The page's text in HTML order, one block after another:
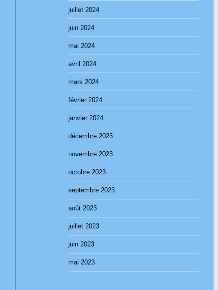
juillet 2024
juin 2024
mai 2024
avril 2024
mars 2024
février 2024
janvier 2024
décembre 2023
novembre 2023
octobre 2023
septembre 2023
août 2023
juillet 2023
juin 2023
mai 2023